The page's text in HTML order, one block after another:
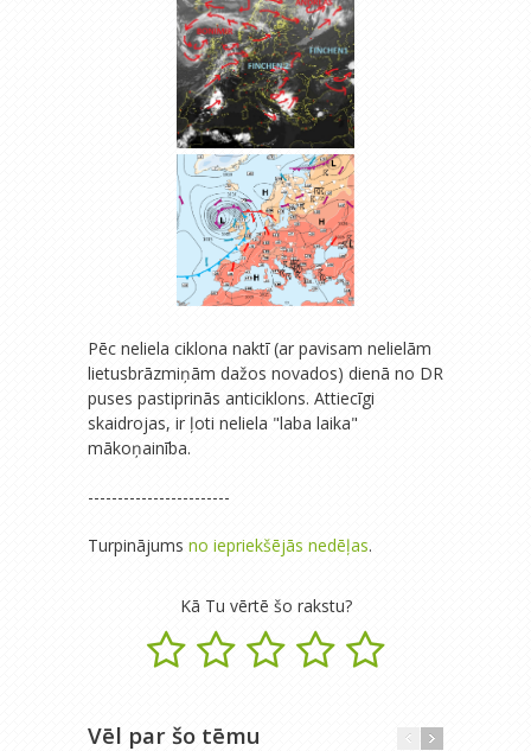
Pēc neliela ciklona naktī (ar pavisam nelielām
lietusbrāzmiņām dažos novados) dienā no DR
puses pastiprinās anticiklons. Attiecīgi
skaidrojas, ir ļoti neliela "laba laika"
mākoņainība.
------------------------
Turpinājums no iepriekšējās nedēļas.
Kā Tu vērtē šo rakstu?
Vēl par šo tēmu